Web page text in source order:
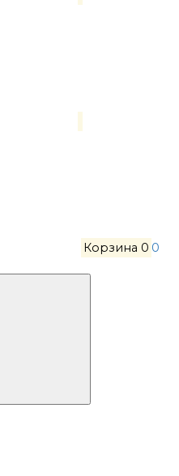
Корзина 0 0